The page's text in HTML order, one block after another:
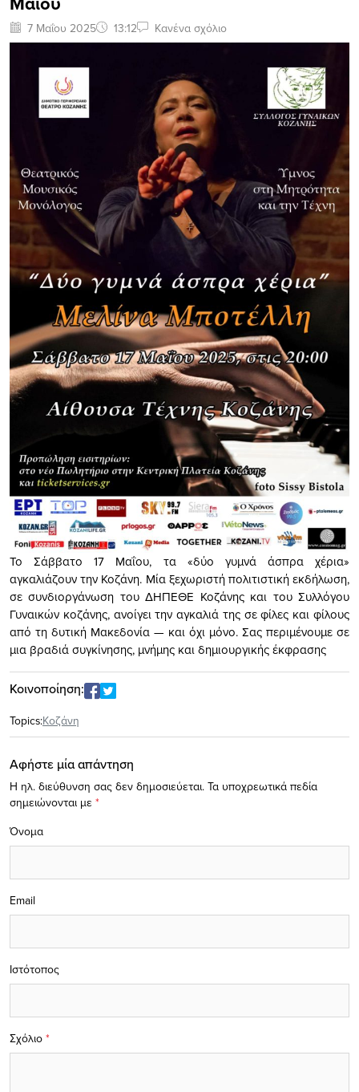
7 Μαΐου 2025 13:12 Κανένα σχόλιο
Το Σάββατο 17 Μαΐου, τα «δύο γυμνά άσπρα χέρια»
αγκαλιάζουν την Κοζάνη. Μία ξεχωριστή πολιτιστική εκδήλωση,
σε συνδιοργάνωση του ΔΗΠΕΘΕ Κοζάνης και του Συλλόγου
Γυναικών κοζάνης, ανοίγει την αγκαλιά της σε φίλες και φίλους
από τη δυτική Μακεδονία — και όχι μόνο. Σας περιμένουμε σε
μια βραδιά συγκίνησης, μνήμης και δημιουργικής έκφρασης
Κοινοποίηση:
Topics:Κοζάνη
Αφήστε μία απάντηση
Η ηλ. διεύθυνση σας δεν δημοσιεύεται. Τα υποχρεωτικά πεδία
σημειώνονται με *
Σχόλιο *
Όνομα
Email
Ιστότοπος